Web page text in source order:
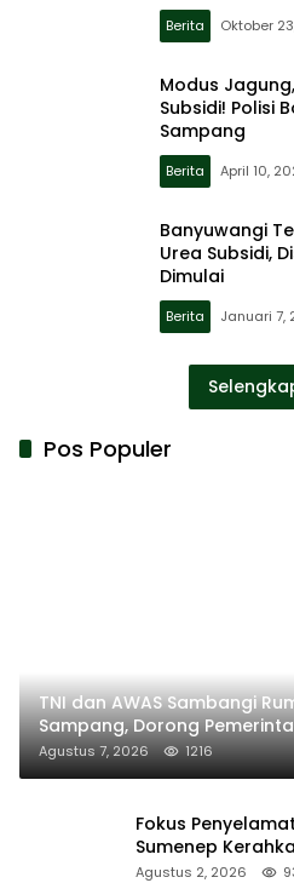
Berita Oktober
Modus
Subsidi! Polisi
Sampang
Berita April 10,
Banyuwangi
Urea Subsidi,
Dimulai
Berita Januari 7,
Pos Populer
TNI dan AWAS Sambangi
Sampang, Dorong
Agustus 7, 2026 1216
Fokus
Sumenep
Ambulans ke
Agustus 2, 2026